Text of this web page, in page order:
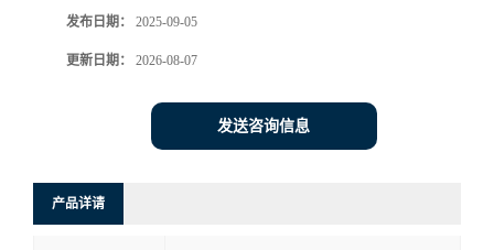
系
发布日期： 2025-09-05
更新日期： 2026-08-07
发送咨询信息
产品详请